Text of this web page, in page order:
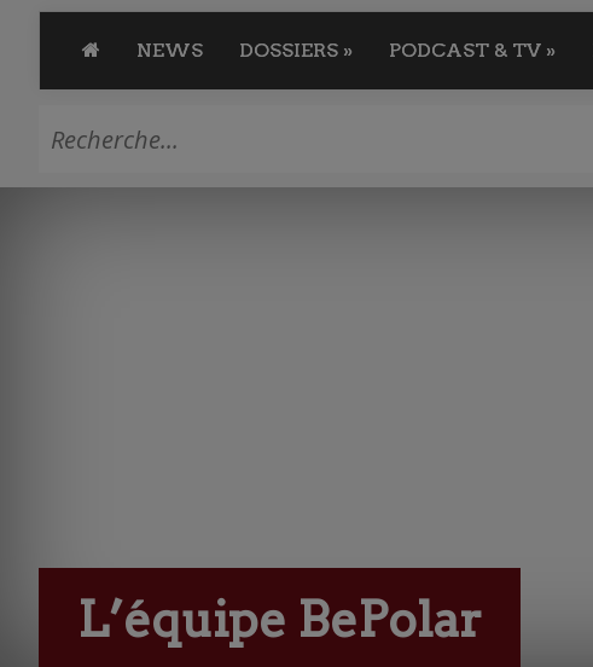
NEWS DOSSIERS » PODCAST & TV »
L’équipe BePolar